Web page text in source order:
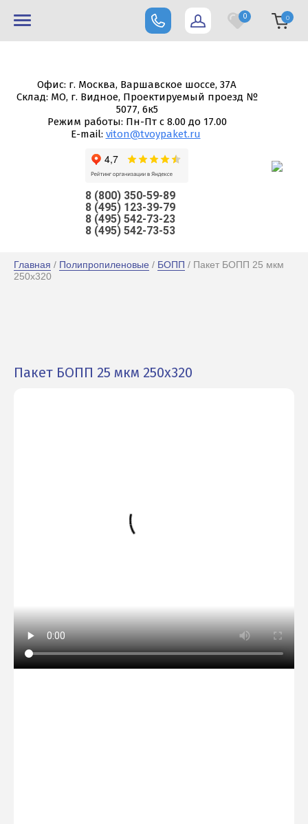
0 0
Офис: г. Москва, Варшавское шоссе, 37А
Склад: МО, г. Видное, Проектируемый проезд №
5077, 6к5
Режим работы: Пн-Пт с 8.00 до 17.00
E-mail: viton@tvoypaket.ru
8 (800) 350-59-89
8 (495) 123-39-79
8 (495) 542-73-23
8 (495) 542-73-53
Главная / Полипропиленовые / БОПП / Пакет БОПП 25 мкм
250х320
Пакет БОПП 25 мкм 250х320